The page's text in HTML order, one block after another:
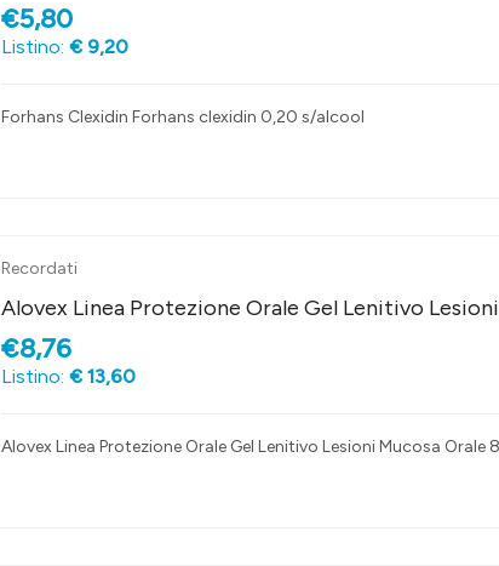
€5,80
Listino: € 9,20
Forhans Clexidin Forhans clexidin 0,20 s/alcool
Recordati
Alovex Linea Protezione Orale Gel Lenitivo
€8,76
Listino: € 13,60
Alovex Linea Protezione Orale Gel Lenitivo Lesioni Mucosa Orale